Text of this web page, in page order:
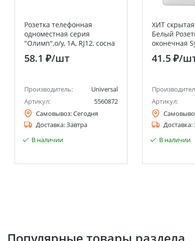
Schneider Electric)
Розетка телефонная
одноместная серия
"Олимп",о/у, 1А, RJ12, сосна
(еврослот) UNIVERSAL
58.1 ₽/шт
Производитель:
Universal
Артикул:
5560872
Самовывоз:Сегодня
Доставка:Завтра
В наличии
ХИТ скрытая
Белый
оконечная
(Schneider
41.5 ₽/
Артикул:
Доставка:
В наличии